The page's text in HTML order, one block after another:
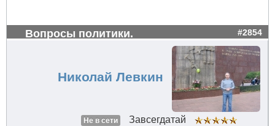
Вопросы политики. #2854
Николай Левкин
Не в сети
Завсегдатай